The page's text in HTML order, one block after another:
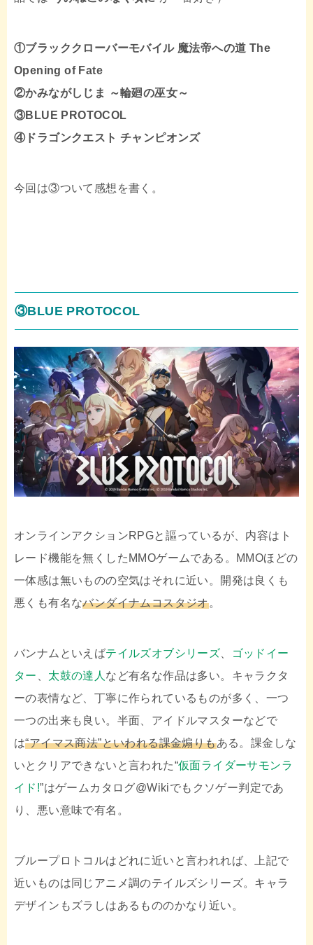
①ブラッククローバーモバイル 魔法帝への道 The
Opening of Fate
②かみながしじま ～輪廻の巫女～
③BLUE PROTOCOL
④ドラゴンクエスト チャンピオンズ
今回は③ついて感想を書く。
③BLUE PROTOCOL
オンラインアクションRPGと謳っているが、内容はト
レード機能を無くしたMMOゲームである。MMOほどの
一体感は無いものの空気はそれに近い。開発は良くも
悪くも有名なバンダイナムコスタジオ。
バンナムといえばテイルズオブシリーズ、
ゴッドイー
ター 、 太鼓の達人など有名な作品は多い。キャラクタ
ーの表情など、丁寧に作られているものが多く、一つ
一つの出来も良い。半面、アイドルマスターなどで
は“アイマス商法”といわれる課金煽りもある。課金しな
いとクリアできないと言われた“仮面ライダーサモンラ
イド!”はゲームカタログ@Wikiでもクソゲー判定であ
り、悪い意味で有名。
ブループロトコルはどれに近いと言われれば、上記で
近いものは同じアニメ調のテイルズシリーズ。キャラ
デザインもズラしはあるもののかなり近い。